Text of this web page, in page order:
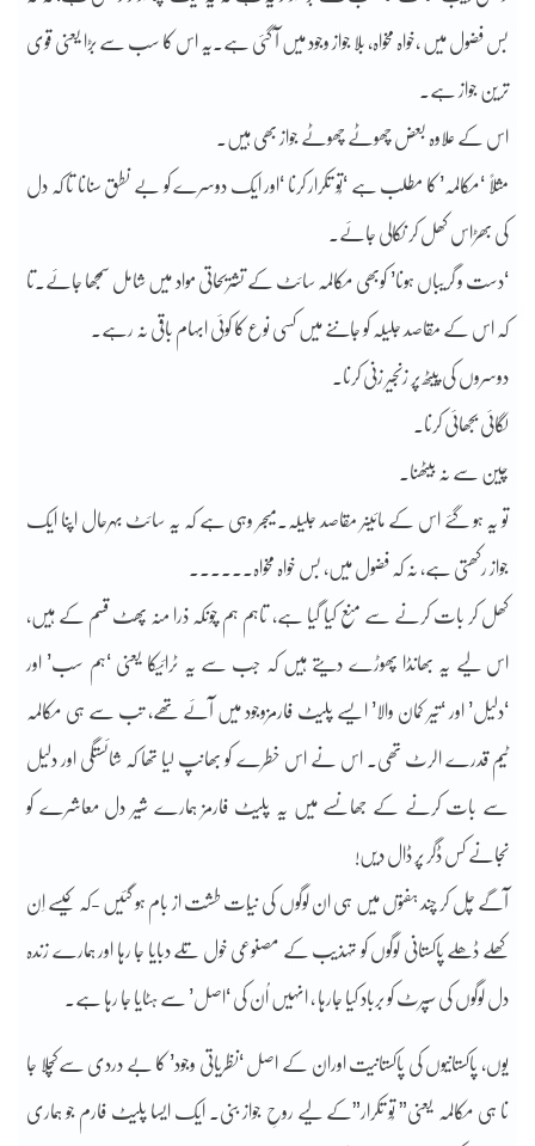
بس فضول میں ،خواہ مخواہ، بلا جواز وجود میں آ گئی ہے۔یہ اس کا سب سے بڑا یعنی قوی
ترین جواز ہے۔
اس کے علاوہ بعض چھوٹے چھوٹے جواز بھی ہیں۔
مثلاً ‘مکالمہ’ کا مطلب ہے ‘تُو تکرار کرنا ‘اور ایک دوسرے کو بے نطق سنانا تا کہ دل
کی بھڑاس کھل کر نکالی جائے۔
‘دست و گریباں ہونا’ کوبھی مکالمہ سائٹ کے تشریحاتی مواد میں شامل سمجھا جائے۔تا
کہ اس کے مقاصد جلیلہ کو جاننے میں کسی نوع کا کوئی ابہام باقی نہ رہے۔
دوسروں کی پیٹھ پر زنجیر زنی کرنا۔
لگائی بجھائی کرنا۔
چین سے نہ بیٹھنا۔
تو یہ ہو گئے اس کے مائینر مقاصد جلیلہ۔میجر وہی ہے کہ یہ سائٹ بہرحال اپنا ایک
جواز رکھتی ہے، نہ کہ فضول میں، بس خواہ مخواہ۔۔۔۔۔۔
کھل کر بات کرنے سے منع کیا گیا ہے، تاہم ہم چونکہ ذرا منہ پھٹ قسم کے ہیں،
اس لیے یہ بھانڈا پھوڑے دیتے ہیں کہ جب سے یہ ٹرائیکا یعنی ‘ہم سب’ اور
‘دلیل’ اور ‘تیر کمان والا’ ایسے پلیٹ فارمزوجود میں آئے تھے، تب سے ہی مکالمہ
ٹیم قدرے الرٹ تھی۔ اس نے اس خطرے کو بھانپ لیا تھا کہ شائستگی اور دلیل
سے بات کرنے کے جھانسے میں یہ پلیٹ فارمز ہمارے شیر دل معاشرے کو
نجانے کس ڈگر پر ڈال دیں!
آگے چل کر چند ہفتوں میں ہی ان لوگوں کی نیّات طشت از بام ہو گئیں -کہ کیسے اِن
کھلے ڈھلے پاکستانی لوگوں کو تہذیب کے مصنوعی خول تلے دبایا جا رہا اور ہمارے زندہ
دل لوگوں کی سپرٹ کو برباد کیا جارہا ، انہیں اُن کی ‘اصل’ سے ہٹایا جا رہا ہے۔
یوں، پاکستانیوں کی پاکستانیت اوران کے اصل ‘نظریاتی وجود’ کا بے دردی سےکچلا جا
نا ہی مکالمہ یعنی” تُو تکرار”کے لیے روحِ جواز بنی۔ ایک ایسا پلیٹ فارم جو ہماری